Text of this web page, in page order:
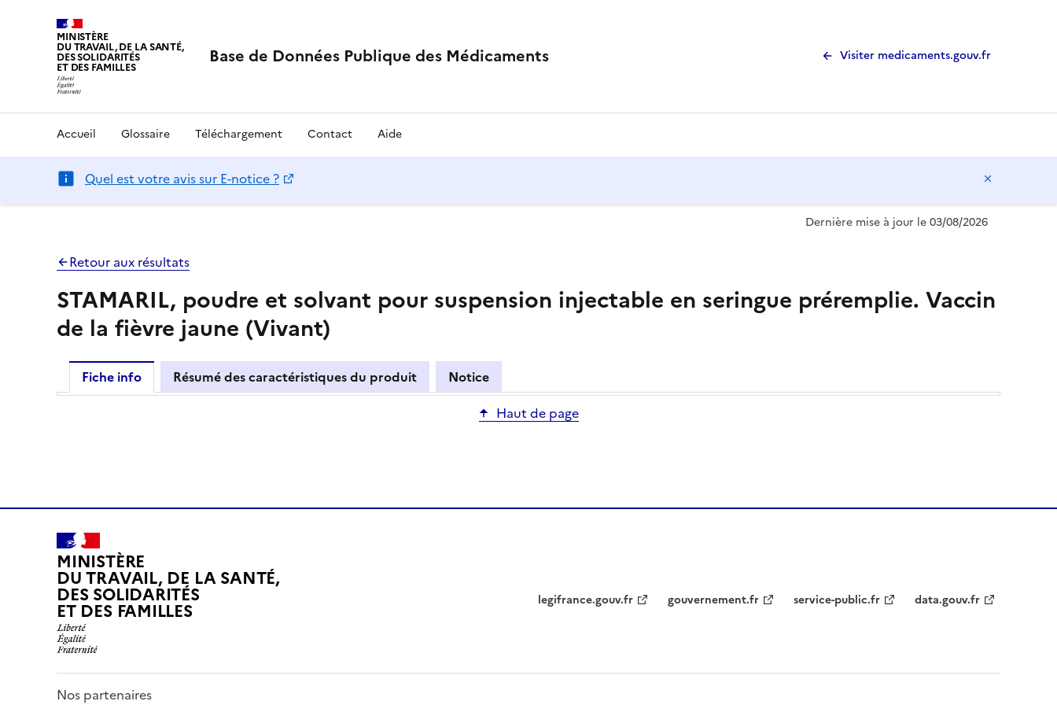
MINISTÈRE
DU TRAVAIL, DE LA SANTÉ,
DES SOLIDARITÉS
ET DES FAMILLES Base de Données Publique des Médicaments Visiter medicaments.gouv.fr
Accueil Glossaire Téléchargement Contact Aide
Quel est votre avis sur E-notice ?
Dernière mise à jour le 03/08/2026
Retour aux résultats
STAMARIL, poudre et solvant pour suspension injectable en seringue préremplie. Vaccin
de la fièvre jaune (Vivant)
Fiche info Résumé des caractéristiques du produit
Notice
Haut de page
MINISTÈRE
DU TRAVAIL, DE LA SANTÉ,
DES SOLIDARITÉS
ET DES FAMILLES legifrance.gouv.fr gouvernement.fr service-public.fr data.gouv.fr
Nos partenaires